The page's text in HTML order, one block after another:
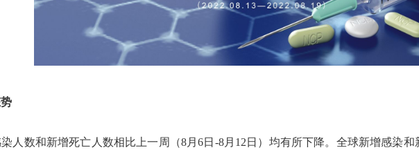
人数和新增死亡人数相比上一周（8月6日-8月12日）均有所下降。全球新增感染和